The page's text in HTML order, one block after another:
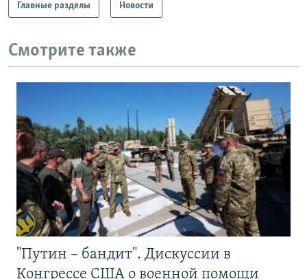
Главные разделы Новости
Смотрите также
"Путин – бандит". Дискуссии в
Конгрессе США о военной помощи